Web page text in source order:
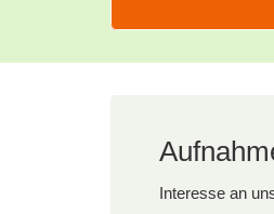
OBK 2026
Interesse an